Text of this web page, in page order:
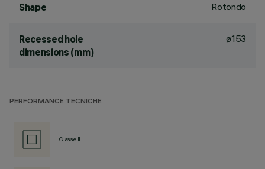
Shape Rotondo
Recessed hole
dimensions (mm)
ø153
PERFORMANCE TECNICHE
Classe II